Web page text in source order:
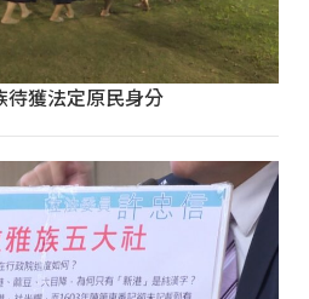
待獲法定原民身分